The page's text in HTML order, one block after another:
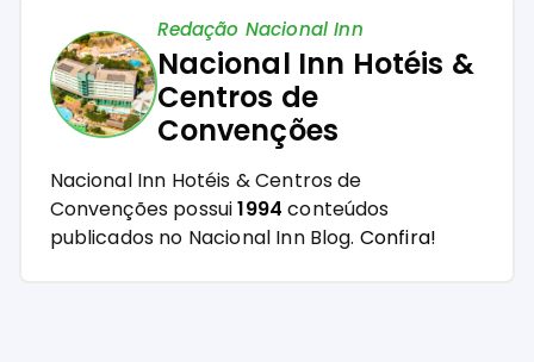
Redação Nacional Inn
Nacional Inn Hotéis &
Centros de
Convenções
Nacional Inn Hotéis & Centros de
Convenções possui1994 conteúdos
publicados no Nacional Inn Blog. Confira!